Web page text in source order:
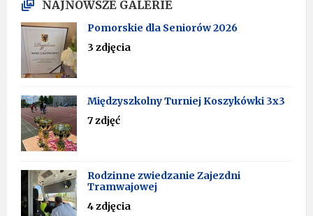
NAJNOWSZE GALERIE
Pomorskie dla Seniorów 2026
3 zdjęcia
Międzyszkolny Turniej Koszykówki 3x3
7 zdjęć
Rodzinne zwiedzanie Zajezdni
Tramwajowej
4 zdjęcia